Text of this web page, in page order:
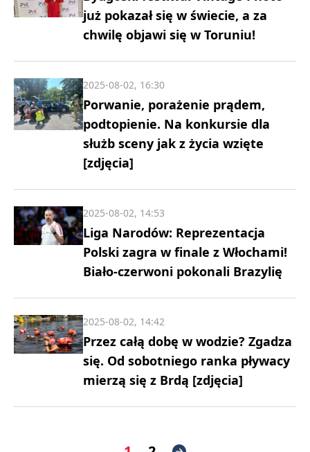
już pokazał się w świecie, a za
chwilę objawi się w Toruniu!
Porwanie, porażenie prądem,
podtopienie. Na konkursie dla
służb sceny jak z życia wzięte
[zdjęcia]
2025-08-02, 16:30
Liga Narodów: Reprezentacja
Polski zagra w finale z Włochami!
Biało-czerwoni pokonali Brazylię
2025-08-02, 14:53
Przez całą dobę w wodzie? Zgadza
się. Od sobotniego ranka pływacy
mierzą się z Brdą [zdjęcia]
2025-08-02, 14:42